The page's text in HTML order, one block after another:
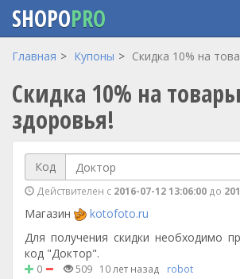
Перейти
основному
содержанию
SHOPOPRO
Главная Купоны Скидка 10% на
Скидка 10% на
здоровья!
Код
Действителен с 2016-07-12 13:06:00 до
Магазин
kotofoto.ru
Для получения скидки необходимо
код "Доктор".
0 509 10 лет назад robot